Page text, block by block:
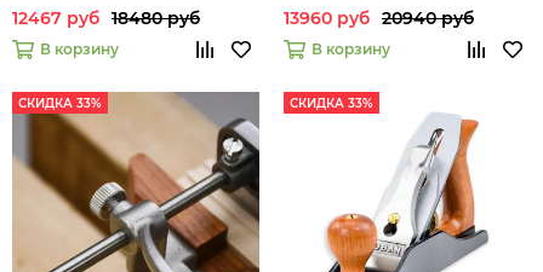
12467 руб 18480 руб
В корзину
13960 руб 20940 руб
В корзину
СКИДКА 33% СКИДКА 33%